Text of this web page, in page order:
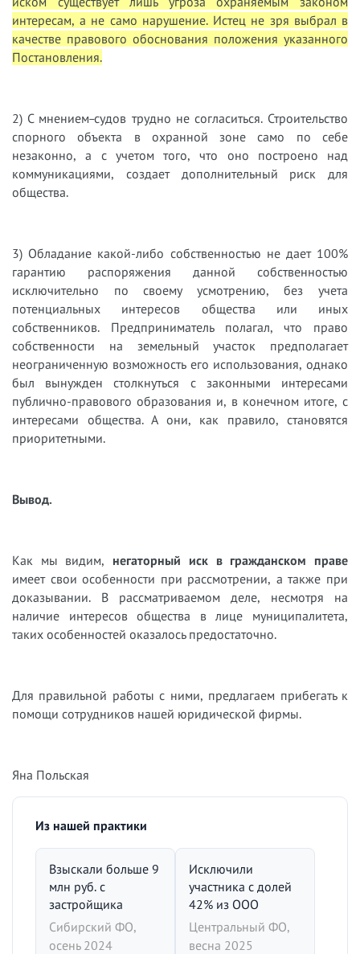
интересам, а не само нарушение. Истец не зря выбрал в
качестве правового обоснования положения указанного
Постановления.
2) С мнением судов трудно не согласиться. Строительство
спорного объекта в охранной зоне само по себе
незаконно, а с учетом того, что оно построено над
коммуникациями, создает дополнительный риск для
общества.
3) Обладание какой-либо собственностью не дает 100%
гарантию распоряжения данной собственностью
исключительно по своему усмотрению, без учета
потенциальных интересов общества или иных
собственников. Предприниматель полагал, что право
собственности на земельный участок предполагает
неограниченную возможность его использования, однако
был вынужден столкнуться с законными интересами
публично-правового образования и, в конечном итоге, с
интересами общества. А они, как правило, становятся
приоритетными.
Вывод.
Как мы видим, негаторный иск в гражданском праве
имеет свои особенности при рассмотрении, а также при
доказывании. В рассматриваемом деле, несмотря на
наличие интересов общества в лице муниципалитета,
таких особенностей оказалось предостаточно.
Для правильной работы с ними, предлагаем прибегать к
помощи сотрудников нашей юридической фирмы.
Яна Польская
Из нашей практики
Взыскали больше 9
млн руб. с
застройщика
Сибирский ФО,
осень 2024
Исключили
участника с долей
42% из ООО
Центральный ФО,
весна 2025